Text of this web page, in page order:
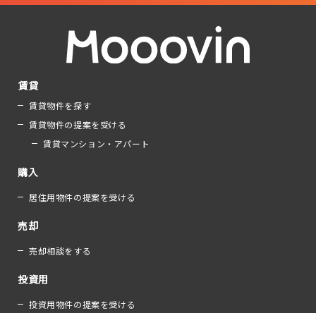
賃貸
賃貸物件を探す
賃貸物件の提案を受ける
賃貸マンション・アパート
購入
居住用物件の提案を受ける
売却
売却相談をする
投資用
投資用物件の提案を受ける